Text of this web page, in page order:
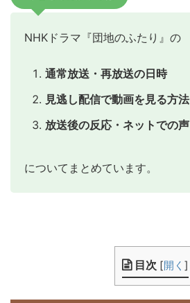
NHKドラマ『団地のふたり』の
通常放送・再放送の日時
見逃し配信で動画を見る方法
放送後の反応・ネットでの声
についてまとめています。
目次 [開く ]